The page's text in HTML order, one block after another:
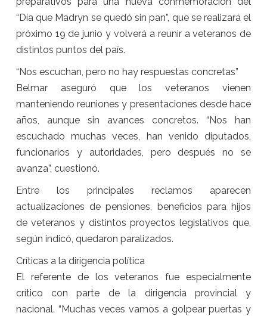
“Día que Madryn se quedó sin pan”, que se realizará el
próximo 19 de junio y volverá a reunir a veteranos de
distintos puntos del país.
“Nos escuchan, pero no hay respuestas concretas”
Belmar aseguró que los veteranos vienen
manteniendo reuniones y presentaciones desde hace
años, aunque sin avances concretos. “Nos han
escuchado muchas veces, han venido diputados,
funcionarios y autoridades, pero después no se
avanza”, cuestionó.
Entre los principales reclamos aparecen
actualizaciones de pensiones, beneficios para hijos
de veteranos y distintos proyectos legislativos que,
según indicó, quedaron paralizados.
Críticas a la dirigencia política
El referente de los veteranos fue especialmente
crítico con parte de la dirigencia provincial y
nacional. “Muchas veces vamos a golpear puertas y